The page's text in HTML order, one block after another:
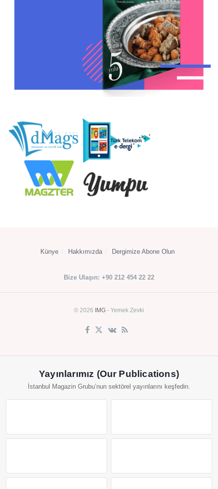
Künye Hakkımızda Dergimize Abone Olun
Bize Ulaşın: +90 212 454 22 22
© 2026 IMG - Yemek Zevki
Yayınlarımız (Our Publications)
İstanbul Magazin Grubu’nun sektörel yayınlarını keşfedin.